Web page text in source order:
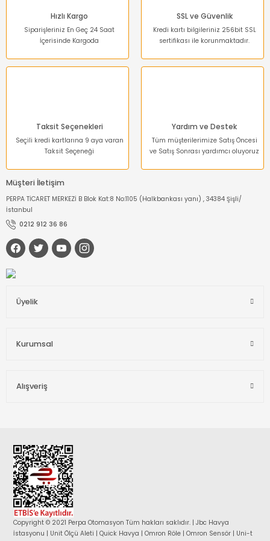
Hızlı Kargo
Siparişleriniz En Geç 24 Saat
İçerisinde Kargoda
SSL ve Güvenlik
Kredi kartı bilgileriniz 256bit SSL
sertifikası ile korunmaktadır.
Taksit Seçenekleri
Seçili kredi kartlarına 9 aya varan
Taksit Seçeneği
Yardım ve Destek
Tüm müşterilerimize Satış Öncesi
ve Satış Sonrası yardımcı oluyoruz
Müşteri İletişim
PERPA TİCARET MERKEZİ B Blok Kat:8 No:1105 (Halkbankası yanı) , 34384 Şişli/
İstanbul
0212 912 36 86
Üyelik
Kurumsal
Alışveriş
Copyright © 2021 Perpa Otomasyon Tüm hakları saklıdır. | Jbc Havya
İstasyonu | Unit Ölçü Aleti | Quick Havya | Omron Röle | Omron Sensör | Uni-t